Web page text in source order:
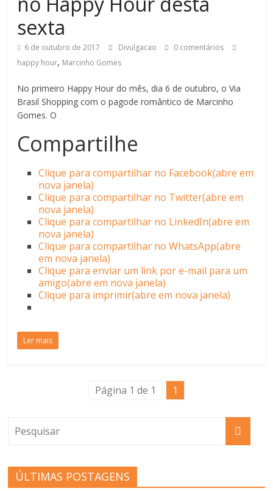
sexta
6 de outubro de 2017 Divulgacao
0 comentários
happy hour, Marcinho Gomes
No primeiro Happy Hour do mês, dia 6 de outubro, o Via
Brasil Shopping com o pagode romântico de Marcinho
Gomes. O
Compartilhe
Clique para compartilhar no Facebook(abre em
nova janela)
Clique para compartilhar no Twitter(abre em
nova janela)
Clique para compartilhar no LinkedIn(abre em
nova janela)
Clique para compartilhar no WhatsApp(abre
em nova janela)
Clique para enviar um link por e-mail para um
amigo(abre em nova janela)
Clique para imprimir(abre em nova janela)
Ler mais
Página 1 de 1 1
ÚLTIMAS POSTAGENS